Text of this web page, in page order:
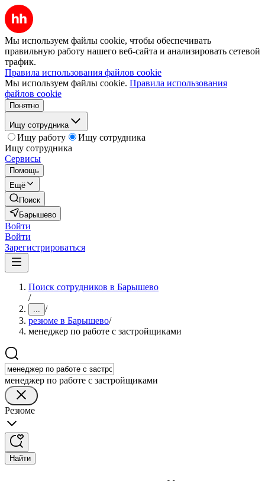
Мы используем файлы cookie, чтобы обеспечивать
правильную работу нашего веб-сайта и анализировать сетевой
трафик.
Правила использования файлов cookie
Мы используем файлы cookie. Правила использования
файлов cookie
Понятно
Ищу сотрудника
Ищу работу
Ищу сотрудника
Ищу сотрудника
Сервисы
Помощь
Ещё
Поиск
Барышево
Войти
Войти
Зарегистрироваться
Поиск сотрудников в Барышево
/
... /
резюме в Барышево/
менеджер по работе с застройщиками
менеджер по работе с застройщиками
Резюме
Найти